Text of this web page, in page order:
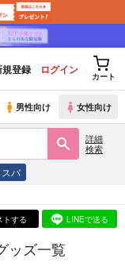
規登録 ログイン
カート
男性向け 女性向け
詳細
検索
バ
トする LINEで送る
ッズ一覧